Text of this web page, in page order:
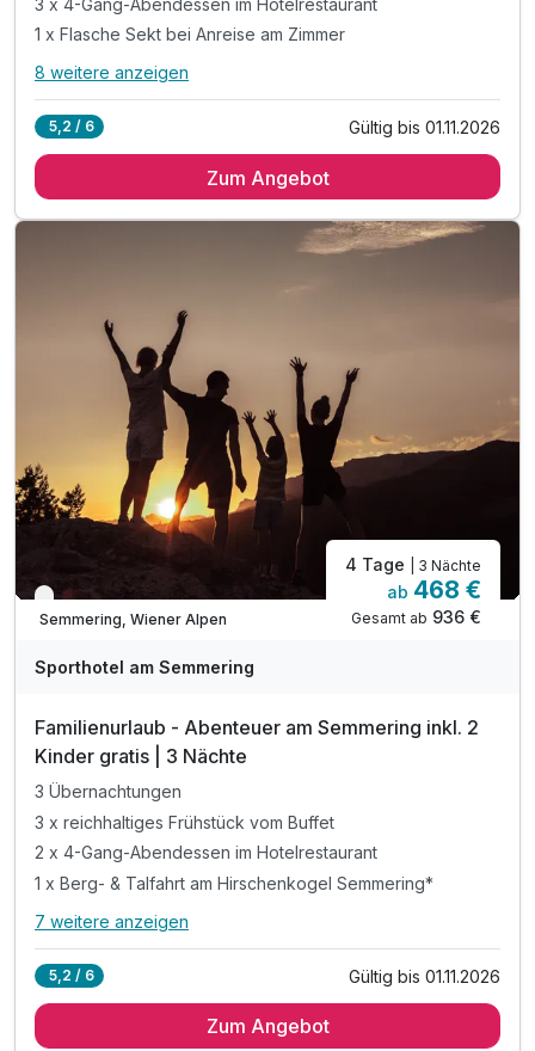
1 x Flasche Sekt bei Anreise am Zimmer
Alle Inklusivleistungen
3 x reichhaltiges Frühstücksbuffet
1 x Flasche Sekt bei Anreise am Zimmer
inkl. Nutzung der Wellnesseinrichtungen
inkl. Nutzung des Fitnessbereiches
inkl. Leihbademantel für den Aufenthalt
inkl. Parkplatz & W-LAN Nutzung
Tipp: Bikepark Semmering
Tipp: Einkehrschwung im Liechtensteinhaus
8 weitere anzeigen
5,2 / 6 Gültig bis 01.11.2026
Zum Angebot
Nur noch bis Oktober
Semmering, Wiener Alpen
4 Tage | 3 Nächte
ab 468 €
Gesamt ab 936 €
Sporthotel am Semmering
Familienurlaub - Abenteuer am Semmering inkl. 2
Kinder gratis | 3 Nächte
3 Übernachtungen
3 x reichhaltiges Frühstück vom Buffet
2 x 4-Gang-Abendessen im Hotelrestaurant
1 x Berg- & Talfahrt am Hirschenkogel Semmering*
Alle Inklusivleistungen
3 x reichhaltiges Frühstück vom Buffet
7 weitere anzeigen
5,2 / 6 Gültig bis 01.11.2026
Zum Angebot